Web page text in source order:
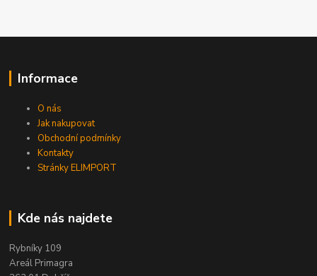
Informace
O nás
Jak nakupovat
Obchodní podmínky
Kontakty
Stránky ELIMPORT
Kde nás najdete
Rybníky 109
Areál Primagra